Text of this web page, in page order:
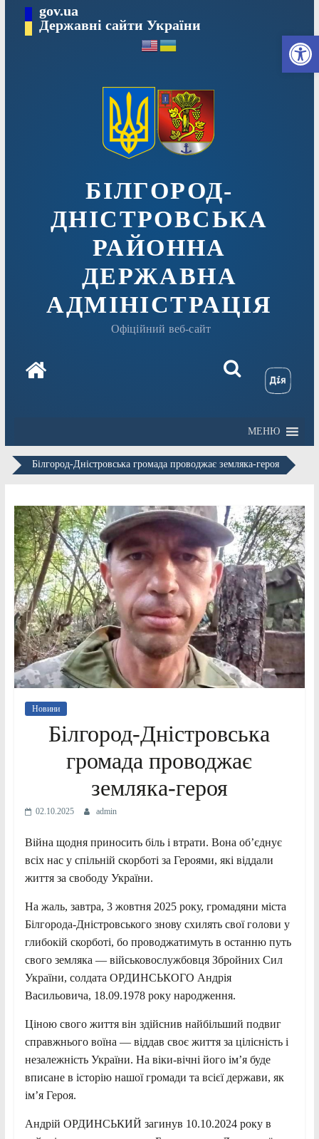
вмісту
gov.ua
Державні сайти України
БІЛГОРОД-
ДНІСТРОВСЬКА
РАЙОННА
ДЕРЖАВНА
АДМІНІСТРАЦІЯ
Офіційний веб-сайт
МЕНЮ
Білгород-Дністровська громада проводжає земляка-героя
Новини
Білгород-Дністровська
громада проводжає
земляка-героя
02.10.2025 admin
Війна щодня приносить біль і втрати. Вона об’єднує
всіх нас у спільній скорботі за Героями, які віддали
життя за свободу України.
На жаль, завтра, 3 жовтня 2025 року, громадяни міста
Білгорода-Дністровського знову схилять свої голови у
глибокій скорботі, бо проводжатимуть в останню путь
свого земляка — військовослужбовця Збройних Сил
України, солдата ОРДИНСЬКОГО Андрія
Васильовича, 18.09.1978 року народження.
Ціною свого життя він здійснив найбільший подвиг
справжнього воїна — віддав своє життя за цілісність і
незалежність України. На віки-вічні його ім’я буде
вписане в історію нашої громади та всієї держави, як
ім’я Героя.
Андрій ОРДИНСЬКИЙ загинув 10.10.2024 року в